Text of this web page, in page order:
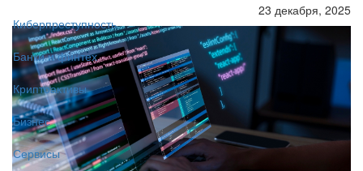
Киберпреступность
Банки и финтех
Криптоактивы
Бизнес
Сервисы
23 декабря, 2025